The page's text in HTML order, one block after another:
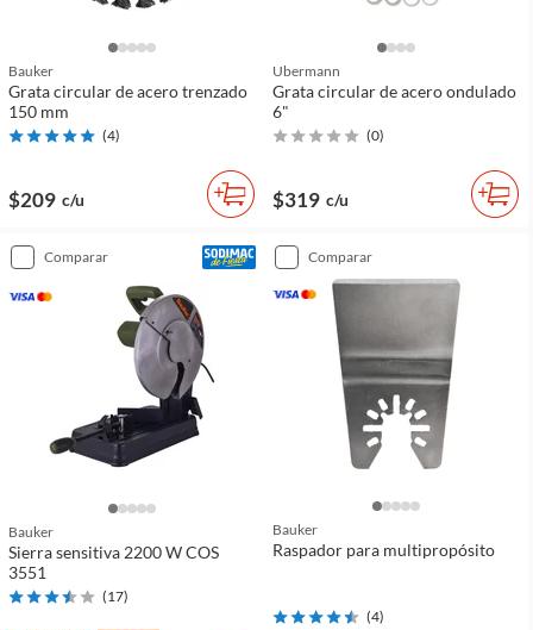
Bauker
Grata circular de acero trenzado
150 mm
(4)
$209 c/u
Ubermann
Grata circular de acero ondulado
6"
(0)
$319 c/u
comparar
Bauker
Sierra sensitiva 2200 W COS
3551
(17)
comparar
Bauker
Raspador para multipropósito
(4)